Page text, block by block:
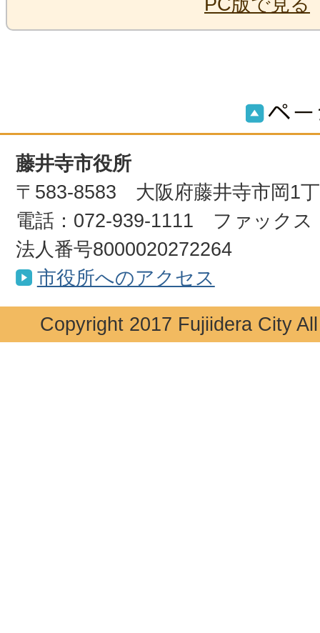
藤井寺市役所
〒583-8583 大阪府藤井寺市岡1
電話：072-939-1111 ファックス
法人番号8000020272264
市役所へのアクセス
Copyright 2017 Fujiidera City